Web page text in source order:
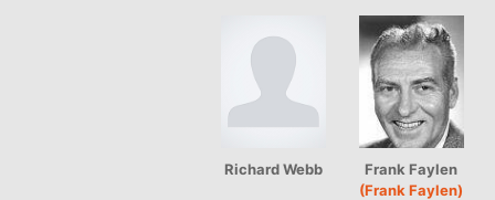
Richard Webb
Frank Faylen
(Frank Faylen)